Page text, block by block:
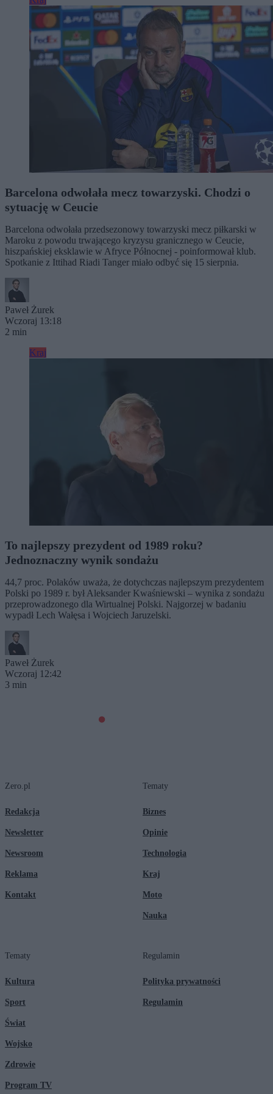
Barcelona odwołała mecz towarzyski. Chodzi o
sytuację w Ceucie
Barcelona odwołała przedsezonowy towarzyski mecz piłkarski w
Maroku z powodu trwającego kryzysu granicznego w Ceucie,
hiszpańskiej eksklawie w Afryce Północnej - poinformował klub.
Spotkanie z Ittihad Riadi Tanger miało odbyć się 15 sierpnia.
Paweł Żurek
Wczoraj 13:18
2 min
Kraj
To najlepszy prezydent od 1989 roku?
Jednoznaczny wynik sondażu
44,7 proc. Polaków uważa, że dotychczas najlepszym prezydentem
Polski po 1989 r. był Aleksander Kwaśniewski – wynika z sondażu
przeprowadzonego dla Wirtualnej Polski. Najgorzej w badaniu
wypadł Lech Wałęsa i Wojciech Jaruzelski.
Paweł Żurek
Wczoraj 12:42
3 min
Zero.pl
Redakcja
Newsletter
Newsroom
Reklama
Kontakt
Tematy
Biznes
Opinie
Technologia
Kraj
Moto
Nauka
Tematy
Kultura
Sport
Świat
Wojsko
Zdrowie
Program TV
Regulamin
Polityka prywatności
Regulamin